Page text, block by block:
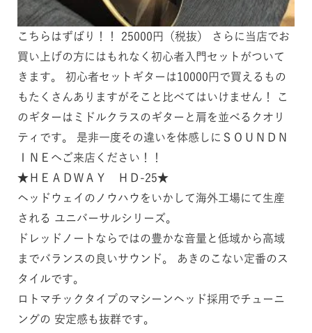
こちらはずばり！！ 25000円（税抜） さらに当店でお
買い上げの方にはもれなく初心者入門セットがついて
きます。 初心者セットギターは10000円で買えるもの
もたくさんありますがそこと比べてはいけません！ こ
のギターはミドルクラスのギターと肩を並べるクオリ
ティです。 是非一度その違いを体感しにＳＯＵＮＤＮ
ＩＮＥへご来店ください！！
★ＨＥＡＤＷＡＹ ＨＤ-25★
ヘッドウェイのノウハウをいかして海外工場にて生産
される ユニバーサルシリーズ。
ドレッドノートならではの豊かな音量と低域から高域
までバランスの良いサウンド。 あきのこない定番のス
タイルです。
ロトマチックタイプのマシーンヘッド採用でチューニ
ングの 安定感も抜群です。